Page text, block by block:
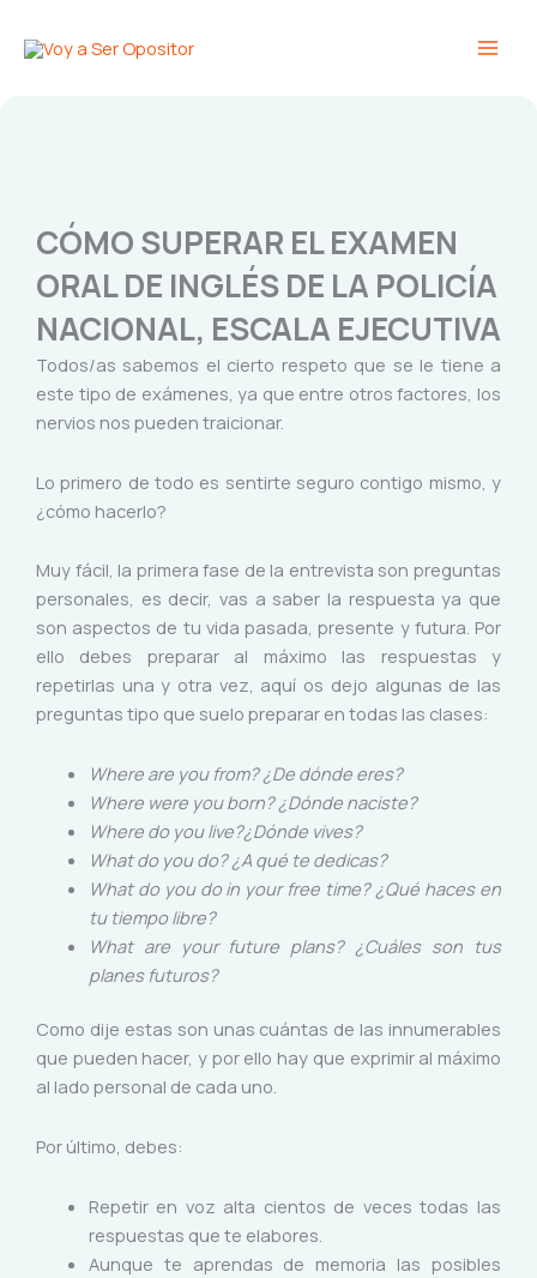
CÓMO SUPERAR EL EXAMEN
ORAL DE INGLÉS DE LA POLICÍA
NACIONAL, ESCALA EJECUTIVA
Todos/as sabemos el cierto respeto que se le tiene a
este tipo de exámenes, ya que entre otros factores, los
nervios nos pueden traicionar.
Lo primero de todo es sentirte seguro contigo mismo, y
¿cómo hacerlo?
Muy fácil, la primera fase de la entrevista son preguntas
personales, es decir, vas a saber la respuesta ya que
son aspectos de tu vida pasada, presente y futura. Por
ello debes preparar al máximo las respuestas y
repetirlas una y otra vez, aquí os dejo algunas de las
preguntas tipo que suelo preparar en todas las clases:
Where are you from? ¿De dónde eres?
Where were you born? ¿Dónde naciste?
Where do you live?¿Dónde vives?
What do you do? ¿A qué te dedicas?
What do you do in your free time? ¿Qué haces en
tu tiempo libre?
What are your future plans? ¿Cuáles son tus
planes futuros?
Como dije estas son unas cuántas de las innumerables
que pueden hacer, y por ello hay que exprimir al máximo
al lado personal de cada uno.
Por último, debes:
Repetir en voz alta cientos de veces todas las
respuestas que te elabores.
Aunque te aprendas de memoria las posibles